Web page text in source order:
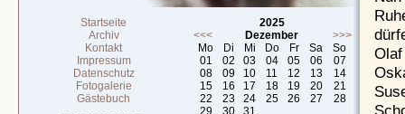
Startseite
Archiv
Kontakt
Impressum
Datenschutz
Fotogalerie
Gästebuch
2025
<<<
Dezember
>>>
Mo
Di Mi Do Fr Sa
So
01
02 03 04 05 06
07
08
09 10 11 12 13
14
15
16 17 18 19 20
21
22
23 24 25 26 27
28
29
30 31
Olaf